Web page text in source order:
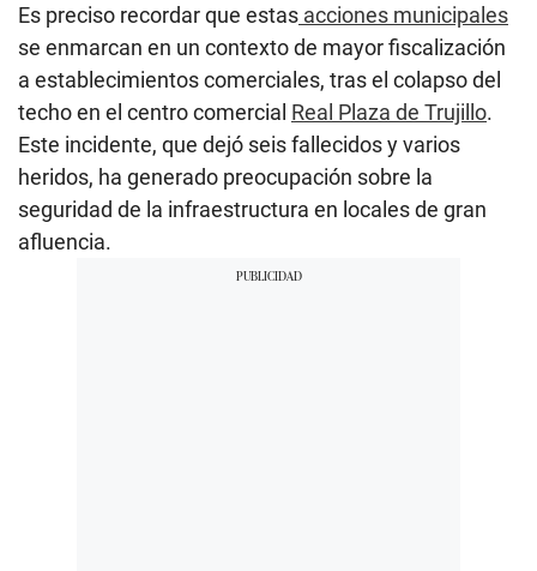
Es preciso recordar que estas acciones municipales
se enmarcan en un contexto de mayor fiscalización
a establecimientos comerciales, tras el colapso del
techo en el centro comercial Real Plaza de Trujillo.
Este incidente, que dejó seis fallecidos y varios
heridos, ha generado preocupación sobre la
seguridad de la infraestructura en locales de gran
afluencia.